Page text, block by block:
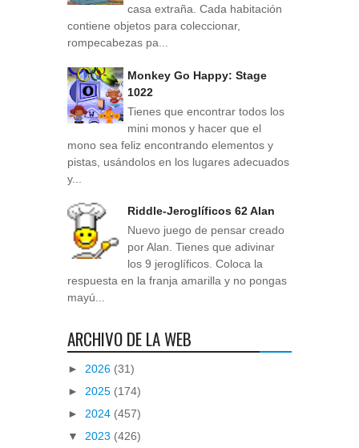
casa extraña. Cada habitación
contiene objetos para coleccionar,
rompecabezas pa...
Monkey Go Happy: Stage
1022
Tienes que encontrar todos los
mini monos y hacer que el
mono sea feliz encontrando elementos y
pistas, usándolos en los lugares adecuados
y...
Riddle-Jeroglíficos 62 Alan
Nuevo juego de pensar creado
por Alan. Tienes que adivinar
los 9 jeroglíficos. Coloca la
respuesta en la franja amarilla y no pongas
mayú...
ARCHIVO DE LA WEB
► 2026 (31)
► 2025 (174)
► 2024 (457)
▼ 2023 (426)